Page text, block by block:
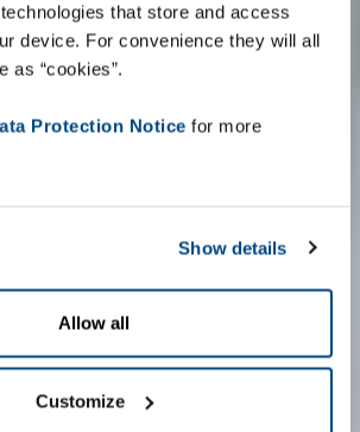
that store and access
device. For convenience they will all
as “cookies”.
Protection Notice for more
Show details
Allow all
Customize